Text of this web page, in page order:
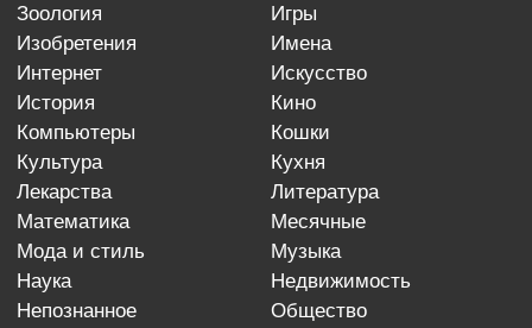
зоология
игры
изобретения
имена
интернет
искусство
история
кино
компьютеры
кошки
культура
кухня
лекарства
литература
математика
месячные
мода и стиль
музыка
наука
недвижимость
непознанное
общество